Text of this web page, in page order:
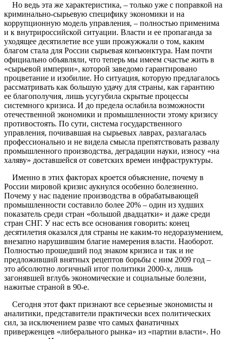
Но ведь эта же характеристика, – только уже с поправкой на
криминально-сырьевую специфику экономики и на
коррупционную модель управления, – полностью применима
и к внутрироссийской ситуации. Власти и ее пропаганда за
уходящее десятилетие все уши прожужжали о том, каким
благом стала для России сырьевая конъюнктура. Нам почти
официально объявляли, что теперь мы имеем счастье жить в
«сырьевой империи», которой заведомо гарантировано
процветание и изобилие. Но ситуация, которую предлагалось
рассматривать как большую удачу для страны, как гарантию
ее благополучия, лишь усугубила скрытые процессы
системного кризиса. И до предела ослабила возможности
отечественной экономики и промышленности этому кризису
противостоять. По сути, система государственного
управления, почивавшая на сырьевых лаврах, разлагалась
профессионально и не видела смысла препятствовать развалу
промышленного производства, деградации науки, износу «на
халяву» доставшейся от советских времен инфраструктуры.
Именно в этих факторах кроется объяснение, почему в
России мировой кризис аукнулся особенно болезненно.
Почему у нас падение производства в обрабатывающей
промышленности составило более 20% – один из худших
показатель среди стран «большой двадцатки» и даже среди
стран СНГ. У нас есть все основания говорить: конец
десятилетия оказался для страны не каким-то недоразумением,
внезапно нарушившим благие намерения власти. Наоборот.
Полностью прошедший под знаком кризиса и так и не
предложивший внятных рецептов борьбы с ним 2009 год –
это абсолютно логичный итог политики 2000-х, лишь
загонявшей вглубь экономические и социальные болезни,
нажитые страной в 90-е.
Сегодня этот факт признают все серьезные экономисты и
аналитики, представители практически всех политических
сил, за исключением разве что самых фанатичных
приверженцев «либерального рынка» из «партии власти». Но